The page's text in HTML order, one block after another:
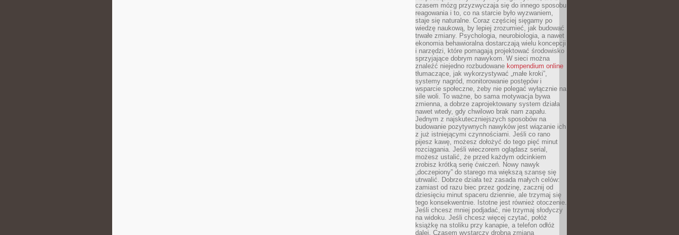
czasem mózg przyzwyczaja się do innego sposobu
reagowania i to, co na starcie było wyzwaniem,
staje się naturalne. Coraz częściej sięgamy po
wiedzę naukową, by lepiej zrozumieć, jak budować
trwałe zmiany. Psychologia, neurobiologia, a nawet
ekonomia behawioralna dostarczają wielu koncepcji
i narzędzi, które pomagają projektować środowisko
sprzyjające dobrym nawykom. W sieci można
znaleźć niejedno rozbudowane kompendium online
tłumaczące, jak wykorzystywać „małe kroki”,
systemy nagród, monitorowanie postępów i
wsparcie społeczne, żeby nie polegać wyłącznie na
sile woli. To ważne, bo sama motywacja bywa
zmienna, a dobrze zaprojektowany system działa
nawet wtedy, gdy chwilowo brak nam zapału.
Jednym z najskuteczniejszych sposobów na
budowanie pozytywnych nawyków jest wiązanie ich
z już istniejącymi czynnościami. Jeśli co rano
pijesz kawę, możesz dołożyć do tego pięć minut
rozciągania. Jeśli wieczorem oglądasz serial,
możesz ustalić, że przed każdym odcinkiem
zrobisz krótką serię ćwiczeń. Nowy nawyk
„doczepiony” do starego ma większą szansę się
utrwalić. Dobrze działa też zasada małych celów:
zamiast od razu biec przez godzinę, zacznij od
dziesięciu minut spaceru dziennie, ale trzymaj się
tego konsekwentnie. Istotne jest również otoczenie.
Jeśli chcesz mniej podjadać, nie trzymaj słodyczy
na widoku. Jeśli chcesz więcej czytać, połóż
książkę na stoliku przy kanapie, a telefon odłóż
dalej. Czasem wystarczy drobna zmiana